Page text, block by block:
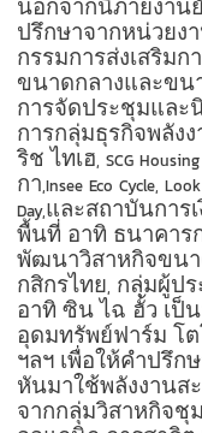
นอกจากนี้ภายงาน
ปรึกษาจากหน่วยง
กรรมการส่งเสริมก
ขนาดกลางและขน
การจัดประชุมและ
การกลุ่มธุรกิจพลัง
ริช ไทเฮ, SCG
กา,Insee Eco Cycle,
Day,และสถาบันการ
พื้นที่ อาทิ ธนาคาร
พัฒนาวิสาหกิจขน
กสิกรไทย, กลุ่มผู้ป
อาทิ ซิน ไฉ ฮั้ว เป็
อุดมทรัพย์ฟาร์ม โ
ฯลฯ เพื่อให้คำปรึก
หันมาใช้พลังงานส
จากกลุ่มวิสาหกิจชุ